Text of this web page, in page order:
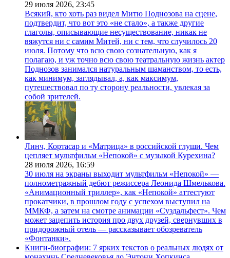
29 июля 2026, 23:45
Всякий, кто хоть раз видел Митю Поднозова на сцене,
подтвердит, что вот это «не стало», а также другие
глаголы, описывающие несуществование, никак не
вяжутся ни с самим Митей, ни с тем, что случилось 20
июля. Потому что всю свою сознательную, как я
полагаю, и уж точно всю свою театральную жизнь актер
Поднозов занимался натуральным шаманством, то есть,
как минимум, заглядывал, а, как максимум,
путешествовал по ту сторону реальности, увлекая за
собой зрителей.
Линч, Кортасар и «Матрица» в российской глуши. Чем
цепляет мультфильм «Непокой» с музыкой Курехина?
28 июля 2026, 16:59
30 июля на экраны выходит мультфильм «Непокой» —
полнометражный дебют режиссера Леонида Шмелькова.
«Анимационный триллер», как «Непокой» аттестуют
прокатчики, в прошлом году с успехом выступил на
ММКФ, а затем на смотре анимации «Суздальфест». Чем
может зацепить история про двух друзей, свернувших в
придорожный отель — рассказывает обозреватель
«Фонтанки».
Книги-биографии: 7 ярких текстов о реальных людях от